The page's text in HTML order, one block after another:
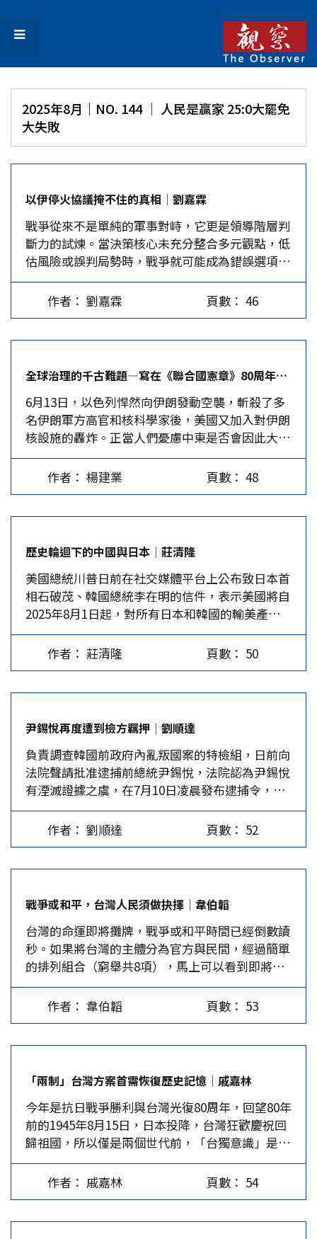
2025年8月｜NO. 144 │ 人民是贏家 25:0大罷免
大失敗
以伊停火協議掩不住的真相│劉嘉霖
戰爭從來不是單純的軍事對峙，它更是領導階層判
斷力的試煉。當決策核心未充分整合多元觀點，低
估風險或誤判局勢時，戰爭就可能成為錯誤選項，
並將災難推向無辜的平民。今年6月，美國、以色
列與伊朗之間的軍事衝突，即反映出領導層未能以
全局視野衡量安全風險與政治後果，導致災難性連
策過程的結構性缺陷，更對國際安全秩序拋出深刻
的警訊。 決策結構中的失衡陷阱 在現代安全與軍
事政策制定中，決策錯誤並非單一事件或短期因素
使然，而是長期體制失衡與權力過度集中的結果。
美國與以色列此次對伊朗核設施的軍事行動，揭示
兩國政治與軍事決策架構中出現制度性問題。以美
國而言，國家安全決策多集中在行政核心圈層，由
國安會與總統周邊顧問構成的緊密體制，容易排除
行動基礎薄弱。 以色列亦呈現類似的傾向。其安
全決策體制雖看似多元，但實際權力高度集中於總
理與國防高層，在政治危機發生時開戰尤易淪為政
治求生工具。此次行動顯示出決策並非源於長期安
全評估或區域穩定戰略，而是內部壓力與維繫領導
人政治地位的結果。伊朗方面則因其封閉體制與政
策透明度不足，導致資訊回報體系斷層，使領導人
難以掌握全貌並做出理性應對。三方共同的結構問
誤政策的延伸。 戰略嚇阻的錯置操作…
作者： 劉嘉霖 頁數： 46
全球治理的千古難題—寫在《聯合國憲章》80周年之際│楊建業
6月13日，以色列悍然向伊朗發動空襲，斬殺了多
名伊朗軍方高官和核科學家後，美國又加入對伊朗
核設施的轟炸。正當人們憂慮中東是否會因此大亂
時，6月25日，以伊雙方又忽然戲劇般地宣布停
火。起先人們一頭霧水，但細細一想，恍然大悟：
原來，各方都打不下去了。 以色列也實行國家恐
才發現伊朗不是加薩，蛇吞大象，談何容易？伊朗
儘管處於劣勢，但仍有一定的韌性，接連25輪的密
集導彈砸向以色列，使得以色列的鐵穹的導彈攔截
率從最初的90%跌至65%左右。 其次，每天數億
美元的燒錢，也使得以色列很難將這場戰爭打下
去。最大的成本是攔截伊朗「分散而飽和」式的無
人機和導彈攻擊。僅此一項每天的花費就高達數千
萬至2億美元，若這場戰爭持續一個月，據估計以
得其神權統治驟然崩潰。 美國雖和以色列目標一
致。但也面臨國內國際的一系列難題。何況，美國
的戰略目標是印太，如果長久地陷入中東亂局泥淖
中不能自拔，顯然也不符合美國的利益。於是乎，
在美國向伊朗三處重要的核設施投下14枚巨型鑽地
炸彈後，美以就宣布已完成摧毀伊朗核設施的既定
目標；而伊朗也宣布導彈飽和式地攻擊了以色列，
還襲擊了美軍卡達基地，挽回了點面子。於是三方
期，具有明顯的「表演性質」。…
作者： 楊建業 頁數： 48
歷史輪迴下的中國與日本│莊清隆
美國總統川普日前在社交媒體平台上公布致日本首
相石破茂、韓國總統李在明的信件，表示美國將自
2025年8月1日起，對所有日本和韓國的輸美產品
徵收25％的關稅。只是，川普的政策常常朝令夕
改，也許還有變數。 今年4月2日，川普在白宮玫
瑰花園發表演說中展示了一份圖表，要對日本徵收
一反常態，屢次忤逆美國的要求。4月16日，日方
談判代表團由經濟再生擔當大臣赤澤亮正率領抵達
華盛頓，日本以最恭順的態度，成為第一個與美國
舉行關稅談判的國家。但將近三個月時間過去了，
雙方舉行了七輪談判，日本談判代表跑了七趟華盛
頓，依然沒有談攏。石破茂一再重申，他將在與美
國的談判中，要求取消所有加徵的關稅，尤其是針
對汽車的關稅措施。 日本為何開始大逆不道？ 原
應，日本可能馬上崩盤！ 在川普看來，日本一直
對美國順差，2024年就順差了550億美元，川普認
為日本不應該再從美國賺走那麼多錢，要求日本改
正錯誤，美日貿易必須平衡。可是日本真的是有苦
說不出。因為日本現在幾乎就只對美國順差，整體
上卻一直是逆差狀態。…
作者： 莊清隆 頁數： 50
尹錫悅再度遭到檢方羈押│劉順達
負責調查韓國前政府內亂叛國案的特檢組，日前向
法院聲請批准逮捕前總統尹錫悅，法院認為尹錫悅
有湮滅證據之虞，在7月10日凌晨發布逮捕令，尹
錫悅相隔4個月再次被捕。 據南韓一家網路電視台
報導，尹錫悅夫婦吃不下、睡不好，生病了。另
外，尹錫悅很不滿他的前部屬在法院的證詞對他
憶的是他對美日的外交關係「密切」，尹也親自表
示，外交上的成果值得驕傲。然而，尹下台後，南
韓與美日的關係也在「變化」中。自李在明上台以
來，可以觀察到美韓關係不進則退。不僅至今「川
李會」遙遙無期，美國眼中根本沒有傳統友邦國，
「對等關稅」照課，也沒有對南韓優惠，讓韓人失
望。川普還認為南韓是富裕國家，防禦費應自己負
擔。 李在明想透過改善兩韓關係謀求生存之道，
停擺的對話及「李金會」，可以樂觀，指日可待。
尹錫悅不僅害己也害了黨。據韓國蓋洛普7月11日
公布的民調顯示，民主黨43%，反對黨國民之力黨
只剩19%。尤其，李在明的支持率節節上升至
63%。李在明在全韓舉行與人民「面對面」對話，
並且要求閣員不僅要「尊重」國會議員，在國會備
詢時要誠懇答覆，因為國會議員最直接代表民意。
…
作者： 劉順達 頁數： 52
戰爭或和平，台灣人民須做抉擇│韋伯韜
台灣的命運即將攤牌，戰爭或和平時間已經倒數讀
秒。如果將台灣的主體分為官方與民間，經過簡單
的排列組合（窮舉共8項），馬上可以看到即將面
臨的選項與抉擇。 台灣官方明顯希望和平獨立
（第1項），所以想要結合所有反中的力量，尤其
寄厚望於美國。然而，以前可以寄望美國撐腰，現
次，掀起全民皆兵，韌性巷戰，意圖以戰爭贏取獨
立（第2項），其實自知就算有再多韌性，也沒有
足夠實力與大陸開戰，所以這個選項也不現實。目
前台灣官方恨透了統一，所以和平統一（第3項）
或武統（第4項），都不存在其心中。 至於民間，
心知肚明不能和平獨立（第5項），客觀上知道不
可能，主觀上也知道得不到什麼好處，國父（母）
不會是自己，也分不到好處。對於戰爭獨立（第6
作者： 韋伯韜 頁數： 53
「兩制」台灣方案首需恢復歷史記憶│戚嘉林
今年是抗日戰爭勝利與台灣光復80周年，回望80年
前的1945年8月15日，日本投降，台灣狂歡慶祝回
歸祖國，所以僅是兩個世代前，「台獨意識」是不
存在的。然而，因為特殊的歷史原因，台灣社會國
族認同異化，分離主義者虛構「台獨史觀」，用以
催生「台獨意識」。 「台獨史觀」從「外來殖民
作者： 戚嘉林 頁數： 54